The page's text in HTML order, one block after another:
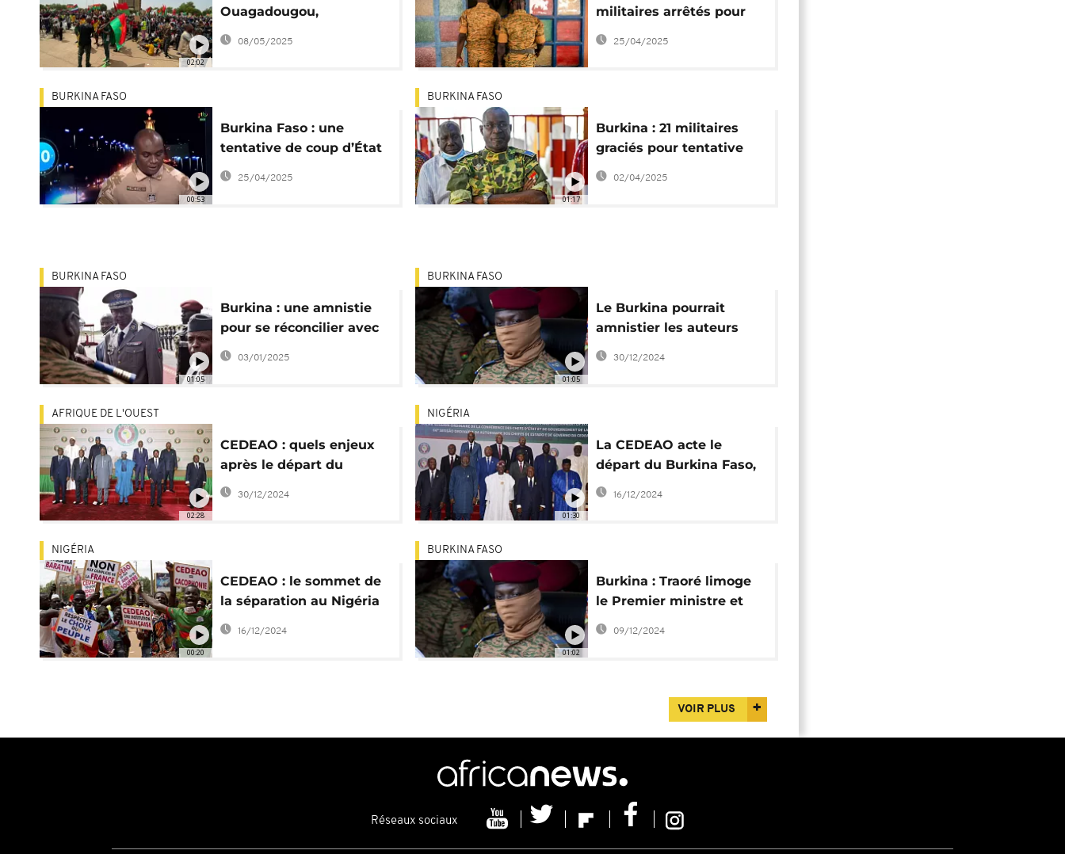
02:02
Ouagadougou,
manifestation en
soutien à Traoré
08/05/2025
militaires arrêtés pour
tentative de coup d'Etat
25/04/2025
00:53
BURKINA FASO
Burkina Faso : une
tentative de coup d’État
déjouée
25/04/2025
01:17
BURKINA FASO
Burkina : 21 militaires
graciés pour tentative
de putsch, hormis
02/04/2025
01:05
BURKINA FASO
Burkina : une amnistie
pour se réconcilier avec
les putschistes de 2015
03/01/2025
01:05
BURKINA FASO
Le Burkina pourrait
amnistier les auteurs
du putsch de 2015
30/12/2024
02:28
AFRIQUE DE L'OUEST
CEDEAO : quels enjeux
après le départ du
Burkina, du Mali et du
Niger ?
30/12/2024
01:30
NIGÉRIA
La CEDEAO acte le
départ du Burkina Faso,
du Mali et du Niger
16/12/2024
00:20
NIGÉRIA
CEDEAO : le sommet de
la séparation au Nigéria
?
16/12/2024
01:02
BURKINA FASO
Burkina : Traoré limoge
le Premier ministre et
dissout le
gouvernement
09/12/2024
VOIR PLUS
Réseaux sociaux